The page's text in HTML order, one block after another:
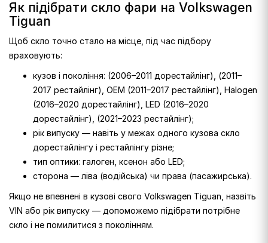
Як підібрати скло фари на Volkswagen
Tiguan
Щоб скло точно стало на місце, під час підбору
враховують:
кузов і покоління: (2006–2011 дорестайлінг), (2011–
2017 рестайлінг), OEM (2011–2017 рестайлінг), Halogen
(2016–2020 дорестайлінг), LED (2016–2020
дорестайлінг), (2021–2023 рестайлінг);
рік випуску — навіть у межах одного кузова скло
дорестайлінгу і рестайлінгу різне;
тип оптики: галоген, ксенон або LED;
сторона — ліва (водійська) чи права (пасажирська).
Якщо не впевнені в кузові свого Volkswagen Tiguan, назвіть
VIN або рік випуску — допоможемо підібрати потрібне
скло і не помилитися з поколінням.